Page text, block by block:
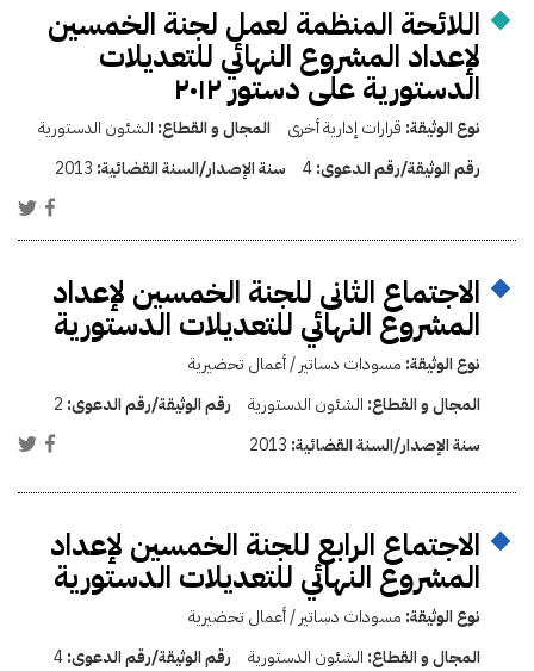
اللائحة المنظمة لعمل لجنة الخمسين
لإعداد المشروع النهائي للتعديلات
الدستورية على دستور ٢٠١٢
نوع الوثيقة: قرارات إدارية أخرى المجال و القطاع: الشئون الدستورية
رقم الوثيقة/رقم الدعوى:4 سنة الإصدار/السنة القضائية: 2013
الاجتماع الثانى للجنة الخمسين لإعداد
المشروع النهائي للتعديلات الدستورية
نوع الوثيقة: مسودات دساتير / أعمال تحضيرية
المجال و القطاع: الشئون الدستورية رقم الوثيقة/رقم الدعوى: 2
سنة الإصدار/السنة القضائية: 2013
الاجتماع الرابع للجنة الخمسين لإعداد
المشروع النهائي للتعديلات الدستورية
نوع الوثيقة: مسودات دساتير / أعمال تحضيرية
المجال و القطاع: الشئون الدستورية رقم الوثيقة/رقم الدعوى:4